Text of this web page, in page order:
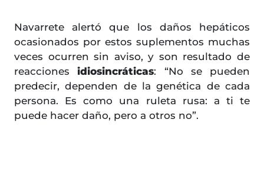
Navarrete alertó que los daños hepáticos
ocasionados por estos suplementos muchas
veces ocurren sin aviso, y son resultado de
reaccionesidiosincráticas: “No se pueden
predecir, dependen de la genética de cada
persona. Es como una ruleta rusa: a ti te
puede hacer daño, pero a otros no”.